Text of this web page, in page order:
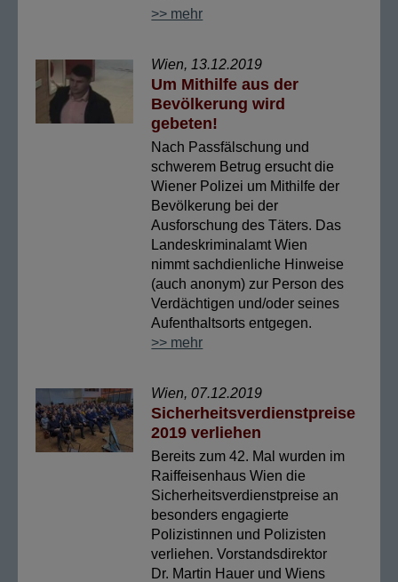
>> mehr
Wien, 13.12.2019
Um Mithilfe aus der
Bevölkerung wird
gebeten!
Nach Passfälschung und
schwerem Betrug ersucht die
Wiener Polizei um Mithilfe der
Bevölkerung bei der
Ausforschung des Täters. Das
Landeskriminalamt Wien
nimmt sachdienliche Hinweise
(auch anonym) zur Person des
Verdächtigen und/oder seines
Aufenthaltsorts entgegen.
>> mehr
Wien, 07.12.2019
Sicherheitsverdienstpreise
2019 verliehen
Bereits zum 42. Mal wurden im
Raiffeisenhaus Wien die
Sicherheitsverdienstpreise an
besonders engagierte
Polizistinnen und Polizisten
verliehen. Vorstandsdirektor
Dr. Martin Hauer und Wiens